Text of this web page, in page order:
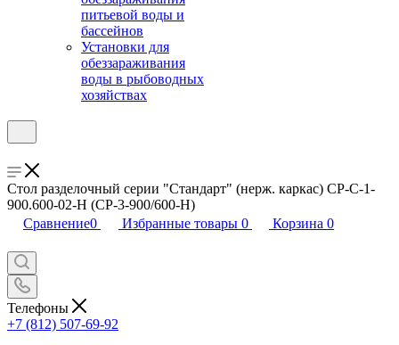
питьевой воды и
бассейнов
Установки для
обеззараживания
воды в рыбоводных
хозяйствах
Стол разделочный серии "Стандарт" (нерж. каркас) СР-С-1-
900.600-02-Н (СР-3-900/600-Н)
Сравнение0 Избранные товары 0 Корзина 0
Телефоны
+7 (812) 507-69-92